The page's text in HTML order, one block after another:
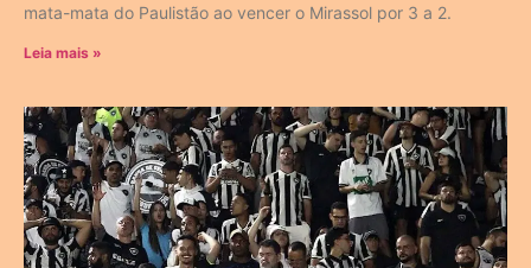
mata-mata do Paulistão ao vencer o Mirassol por 3 a 2.
Leia mais »